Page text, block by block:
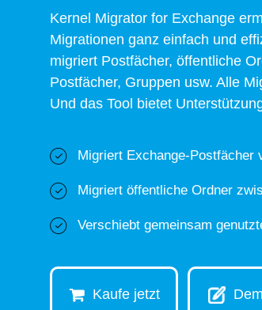
Kernel Migrator for Exchange
Migrationen ganz einfach und
migriert Postfächer, öffentliche
Postfächer, Gruppen usw. Alle
Und das Tool bietet
Migriert Exchange-Postfächer
Migriert öffentliche Ordner
Verschiebt gemeinsam
Kaufe jetzt